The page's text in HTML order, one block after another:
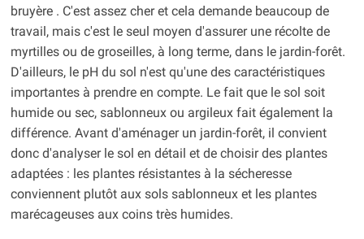
bruyère . C'est assez cher et cela demande beaucoup de
travail, mais c'est le seul moyen d'assurer une récolte de
myrtilles ou de groseilles, à long terme, dans le jardin-forêt.
D'ailleurs, le pH du sol n'est qu'une des caractéristiques
importantes à prendre en compte. Le fait que le sol soit
humide ou sec, sablonneux ou argileux fait également la
différence. Avant d'aménager un jardin-forêt, il convient
donc d'analyser le sol en détail et de choisir des plantes
adaptées : les plantes résistantes à la sécheresse
conviennent plutôt aux sols sablonneux et les plantes
marécageuses aux coins très humides.